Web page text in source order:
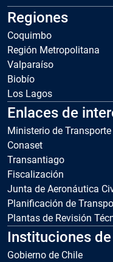
Regiones
Coquimbo
Región Metropolitana
Valparaíso
Biobío
Los Lagos
Enlaces de
Ministerio de
Conaset
Transantiago
Fiscalización
Junta de Aeronáutica
Planificación de
Plantas de Revisión
Instituciones
Gobierno de Chile